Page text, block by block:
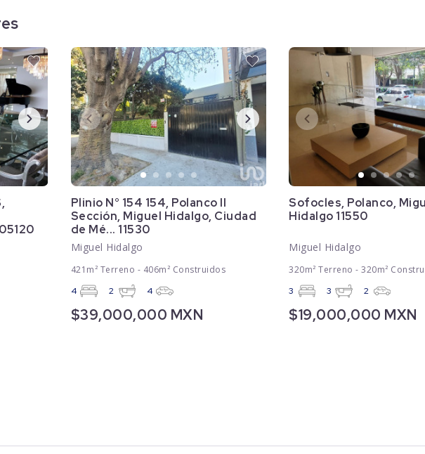
Plinio N° 154 154, Polanco II
Sección, Miguel Hidalgo, Ciudad
de Mé... 11530
Miguel Hidalgo
421m² Terreno - 406m² Construidos
4 2 4
$39,000,000 MXN
Sofocles, Polanco,
Hidalgo 11550
Miguel Hidalgo
320m² Terreno - 320m²
3 3 2
$19,000,000 MXN